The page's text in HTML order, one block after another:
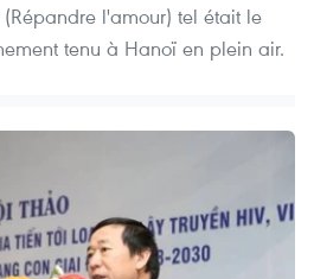
(Répandre l'amour) tel était le
tenu à Hanoï en plein air.